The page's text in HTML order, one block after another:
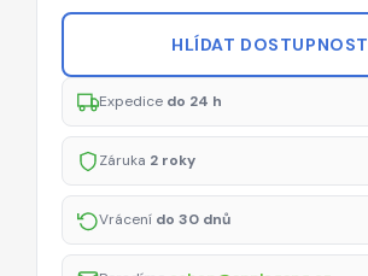
HLÍDAT DOSTUPNOST
Expedice do 24 h
Záruka 2 roky
Vrácení do 30 dnů